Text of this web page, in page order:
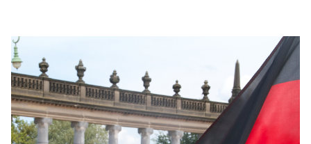
POLITIK
SICHERHEIT UND ZUSAMMENHALT
MITTELSTAND UND INDUSTRIE
BILDUNG